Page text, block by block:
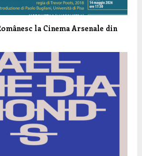
la Cinema Arsenale din